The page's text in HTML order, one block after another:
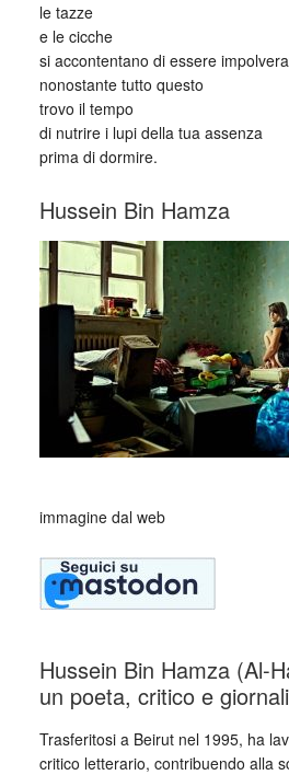
le tazze
e le cicche
si accontentano di essere
nonostante tutto questo
trovo il tempo
di nutrire i lupi della tua assenza
prima di dormire.
Hussein Bin Hamza
immagine dal web
Hussein Bin Hamza (Al-
un poeta, critico e
Trasferitosi a Beirut nel 1995, ha
critico letterario, contribuendo alla